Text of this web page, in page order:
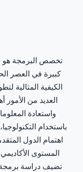
تخصص البرمجة هو
كبيرة في العصر
الكيفية المثالية
العديد من الأمور
واستعادة
باستخدام
اهتمام الدول
المستوى
تضيف دراسة